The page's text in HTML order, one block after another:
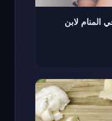
المنام لابن